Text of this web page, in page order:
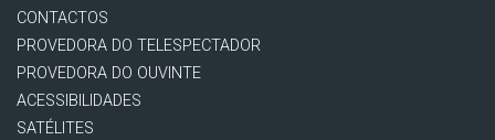
CONTACTOS
PROVEDORA DO TELESPECTADOR
PROVEDORA DO OUVINTE
ACESSIBILIDADES
SATÉLITES